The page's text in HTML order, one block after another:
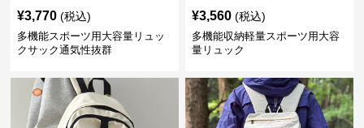
¥3,770 (税込)
多機能スポーツ用大容量リュッ
クサック通気性抜群
¥3,560 (税込)
多機能収納軽量スポーツ用大容
量リュック